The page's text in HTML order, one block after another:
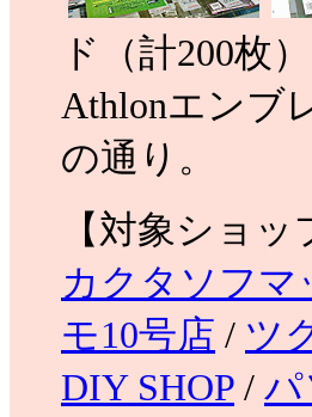
ド（計200枚
Athlonエンブ
の通り。
【対象ショ
カクタソフマ
モ10号店 / ツ
DIY SHOP / パ